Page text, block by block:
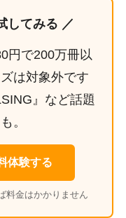
してみる ／
円で200万冊以
は対象外です
』など話題
。
体験する
料金はかかりません